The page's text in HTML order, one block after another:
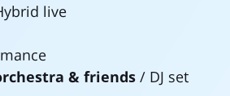
live
& friends / DJ set